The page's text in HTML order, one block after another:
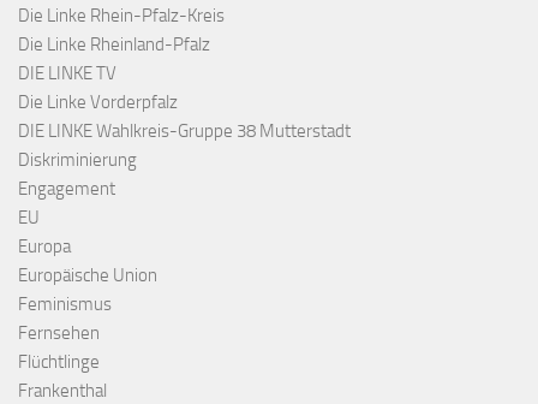
Die Linke Rhein-Pfalz-Kreis
Die Linke Rheinland-Pfalz
DIE LINKE TV
Die Linke Vorderpfalz
DIE LINKE Wahlkreis-Gruppe 38 Mutterstadt
Diskriminierung
Engagement
EU
Europa
Europäische Union
Feminismus
Fernsehen
Flüchtlinge
Frankenthal